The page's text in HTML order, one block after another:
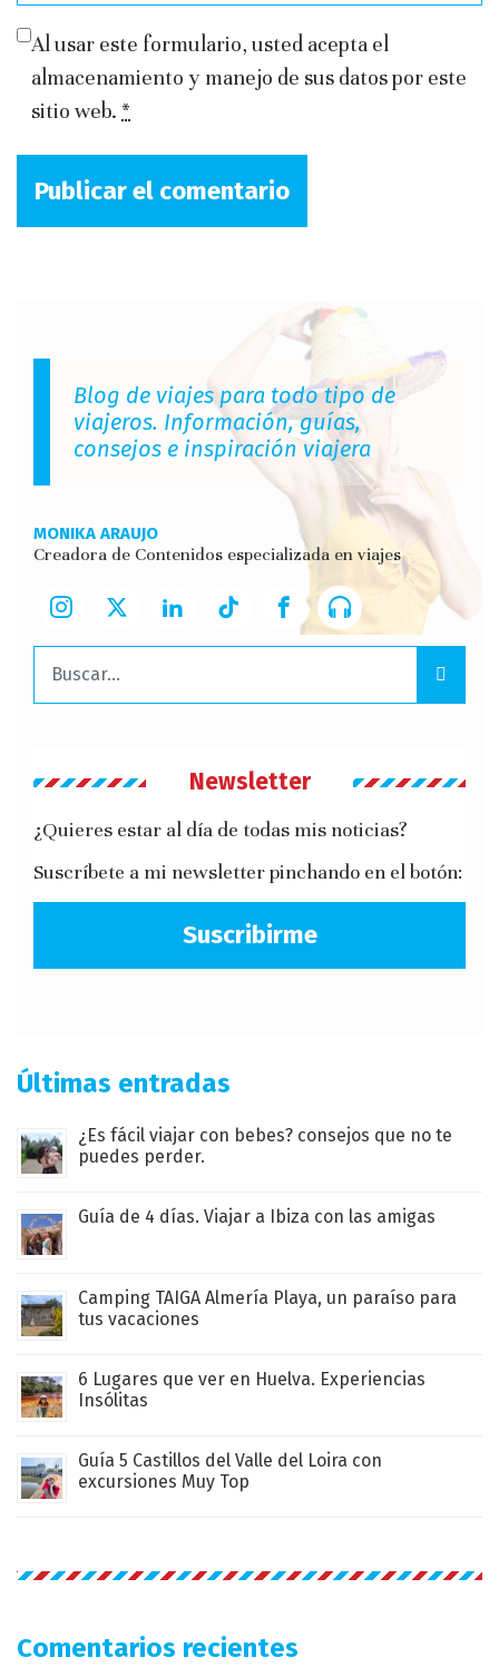
Al usar este formulario, usted acepta el
almacenamiento y manejo de sus datos por este
sitio web. *
Blog de viajes para todo tipo de
viajeros. Información, guías,
consejos e inspiración viajera
MONIKA ARAUJO
Creadora de Contenidos especializada en viajes
Newsletter
¿Quieres estar al día de todas mis noticias?
Suscríbete a mi newsletter pinchando en el botón:
Suscribirme
Últimas entradas
¿Es fácil viajar con bebes? consejos que no te
puedes perder.
Guía de 4 días. Viajar a Ibiza con las amigas
Camping TAIGA Almería Playa, un paraíso para
tus vacaciones
6 Lugares que ver en Huelva. Experiencias
Insólitas
Guía 5 Castillos del Valle del Loira con
excursiones Muy Top
Comentarios recientes